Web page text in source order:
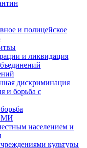
и полицейское
и ликвидация
дискриминация
и борьба с
населением и
культуры